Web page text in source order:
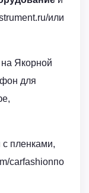
или
Якорной
для
с пленками,
carfashionпо